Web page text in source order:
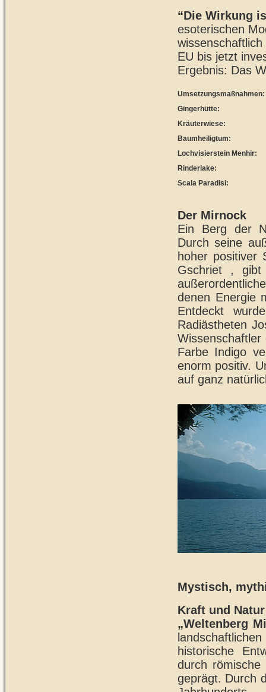
“Die Wirkung
esoterischen
EU bis jetzt
Ergebnis: Das
Umsetzungsmaßnahmen:
Gingerhütte:
Kräuterwiese:
Baumheiligtum:
Lochvisierstein Menhir:
Rinderlake:
Scala Paradisi:
Der Mirnock
Ein Berg der
Durch seine
hoher positiver
Gschriet ,
denen Energie
Entdeckt
Radiästheten
Farbe Indigo
enorm positiv.
auf ganz
Mystisch,
Kraft und
„Weltenberg
historische
durch römische
geprägt. Durch